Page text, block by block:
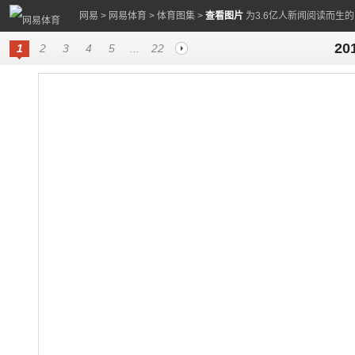
网易 > 网易体育 > 体育图集 > 查看图片 为3.6亿人新闻阅读而生
1 2 3 4 5 22